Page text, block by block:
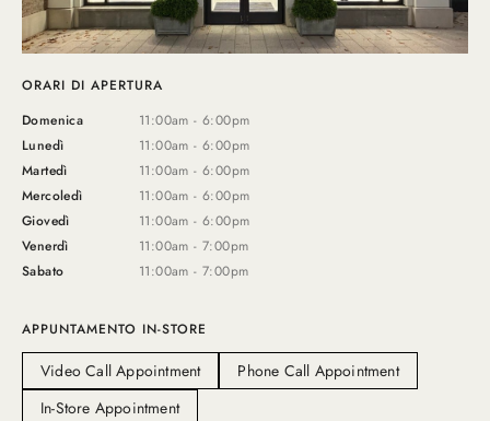
ORARI DI APERTURA
Domenica
11:00am - 6:00pm
Lunedì
11:00am - 6:00pm
Martedì
11:00am - 6:00pm
Mercoledì
11:00am - 6:00pm
Giovedì
11:00am - 6:00pm
Venerdì
11:00am - 7:00pm
Sabato
11:00am - 7:00pm
APPUNTAMENTO IN-STORE
Video Call Appointment
Phone Call Appointment
In-Store Appointment